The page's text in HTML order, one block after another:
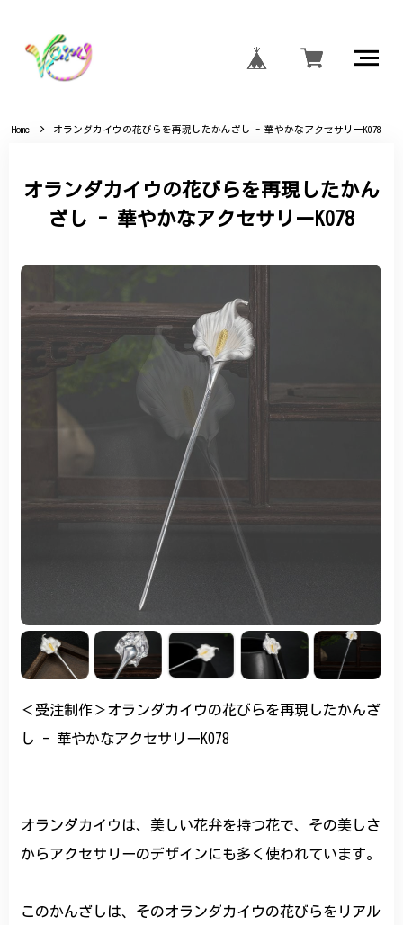
Home オランダカイウの花びらを再現したかんざし - 華やかなアクセサリーK078
オランダカイウの花びらを再現したかん
ざし - 華やかなアクセサリーK078
＜受注制作＞オランダカイウの花びらを再現したかんざ
し - 華やかなアクセサリーK078
オランダカイウは、美しい花弁を持つ花で、その美しさ
からアクセサリーのデザインにも多く使われています。
このかんざしは、そのオランダカイウの花びらをリアル